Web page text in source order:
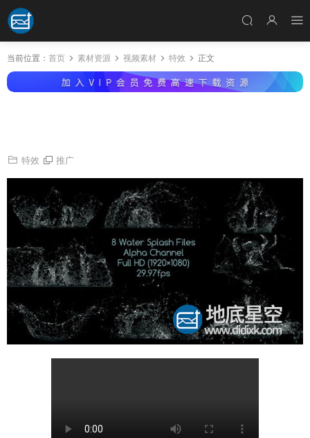
当前位置： 首页 素材资源 视频素材 特效 正文
特效 推广